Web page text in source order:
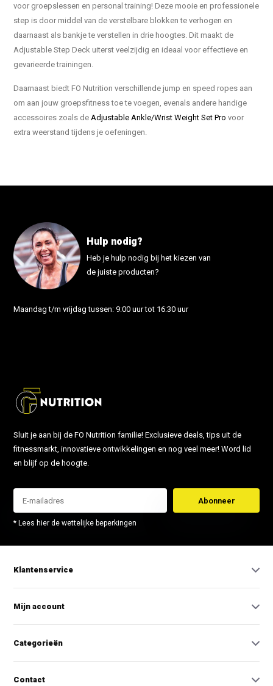
voor groepslessen en personal training! Deze mooie en professionele
step is door middel van de verstelbare blokken te verhogen en
daarnaast als bankje te verstellen in drie hoogtes. Dit maakt de
Adjustable Step Deck uiterst veelzijdig en ideaal voor effectieve en
gevarieerde trainingen.
Daarnaast biedt FO Nutrition verschillende jump en speed ropes aan
om aan jouw groepsfitness toe te voegen, evenals andere handige
accessoires zoals deAdjustable Ankle/Wrist Weight Set Pro voor
extra weerstand tijdens je oefeningen.
Hulp nodig?
Heb je hulp nodig bij het kiezen van
de juiste producten?
Maandag t/m vrijdag tussen: 9:00 uur tot 16:30 uur
Sluit je aan bij de FO Nutrition familie! Exclusieve deals, tips uit de
fitnessmarkt, innovatieve ontwikkelingen en nog veel meer! Word lid
en blijf op de hoogte.
Abonneer
* Lees hier de wettelijke beperkingen
Klantenservice
Mijn account
Categorieën
Contact